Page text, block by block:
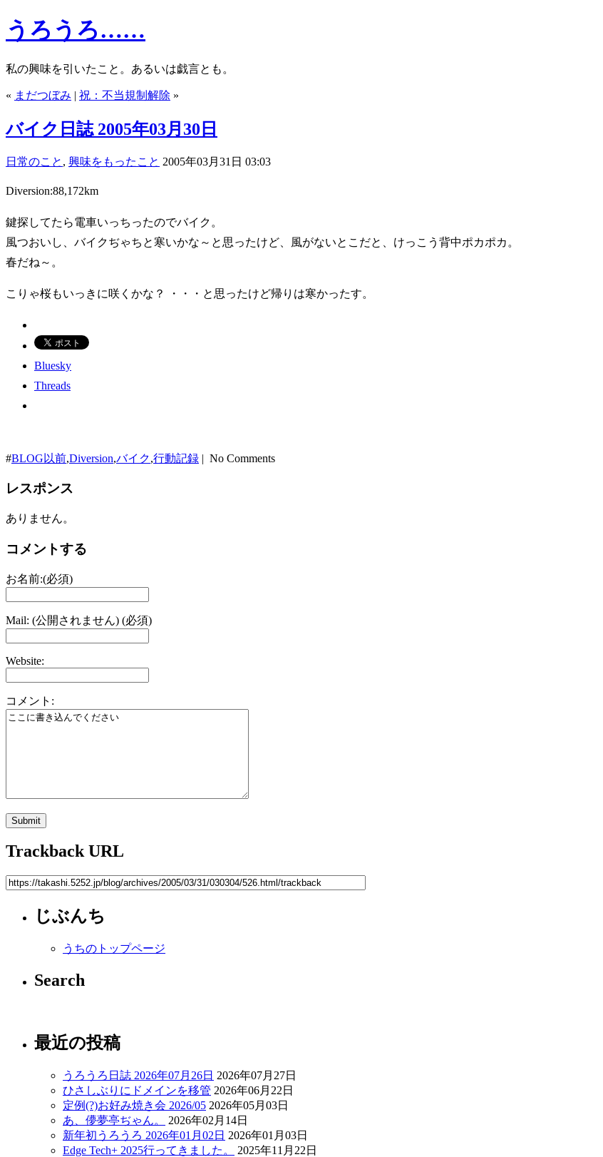
うろうろ……
私の興味を引いたこと。あるいは戯言とも。
« まだつぼみ | 祝：不当規制解除 »
バイク日誌 2005年03月30日
日常のこと , 興味をもったこと 2005年03月31日 03:03
Diversion:88,172km
鍵探してたら電車いっちったのでバイク。
風つおいし、バイクぢゃちと寒いかな～と思ったけど、風がないとこだと、けっこう背中ポカポカ。
春だね～。
こりゃ桜もいっきに咲くかな？ ・・・と思ったけど帰りは寒かったす。
Bluesky
Threads
#BLOG以前,Diversion,バイク,行動記録 | No Comments
レスポンス
ありません。
コメントする
お名前:(必須)
Mail: (公開されません) (必須)
Website:
コメント:
Trackback URL
じぶんち
うちのトップページ
Search
最近の投稿
うろうろ日誌 2026年07月26日 2026年07月27日
ひさしぶりにドメインを移管 2026年06月22日
定例(?)お好み焼き会 2026/05 2026年05月03日
あ、儚夢亭ぢゃん。
2026年02月14日
新年初うろうろ 2026年01月02日 2026年01月03日
Edge Tech+ 2025行ってきました。
2025年11月22日